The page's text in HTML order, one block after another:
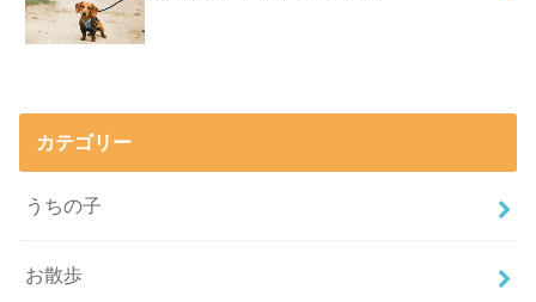
カテゴリー
うちの子
お散歩